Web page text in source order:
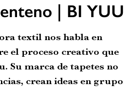
| BI YUU
textil nos habla en
el proceso creativo que
Su marca de tapetes no
crean ideas en grupo